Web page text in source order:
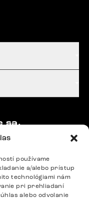
používame
a/alebo prístup
technológiami nám
pri prehliadaní
alebo odvolanie
sa.